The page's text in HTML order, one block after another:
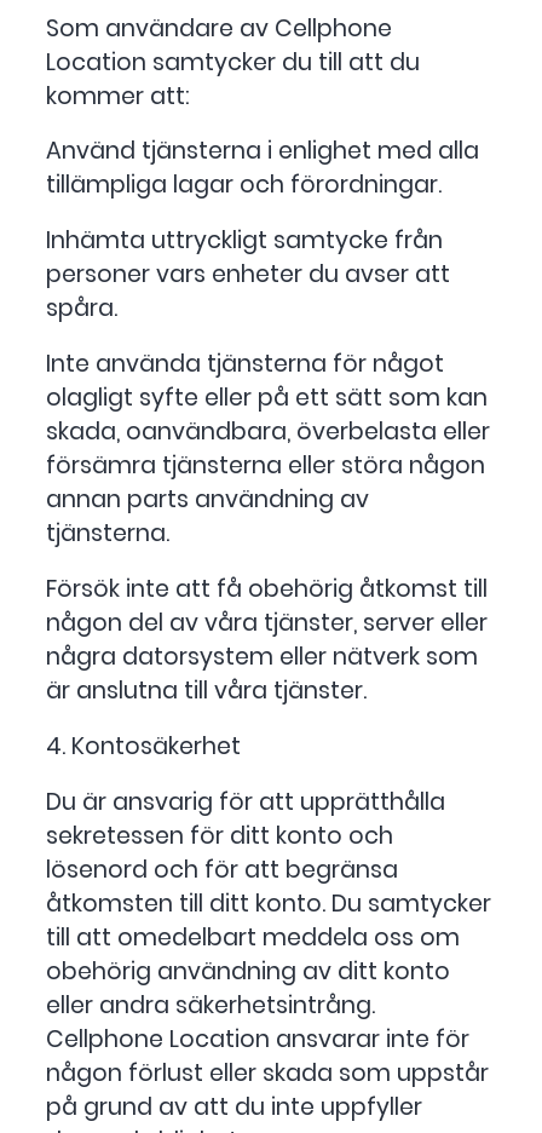
Som användare av Cellphone
Location samtycker du till att du
kommer att:
Använd tjänsterna i enlighet med alla
tillämpliga lagar och förordningar.
Inhämta uttryckligt samtycke från
personer vars enheter du avser att
spåra.
Inte använda tjänsterna för något
olagligt syfte eller på ett sätt som kan
skada, oanvändbara, överbelasta eller
försämra tjänsterna eller störa någon
annan parts användning av
tjänsterna.
Försök inte att få obehörig åtkomst till
någon del av våra tjänster, server eller
några datorsystem eller nätverk som
är anslutna till våra tjänster.
4. Kontosäkerhet
Du är ansvarig för att upprätthålla
sekretessen för ditt konto och
lösenord och för att begränsa
åtkomsten till ditt konto. Du samtycker
till att omedelbart meddela oss om
obehörig användning av ditt konto
eller andra säkerhetsintrång.
Cellphone Location ansvarar inte för
någon förlust eller skada som uppstår
på grund av att du inte uppfyller